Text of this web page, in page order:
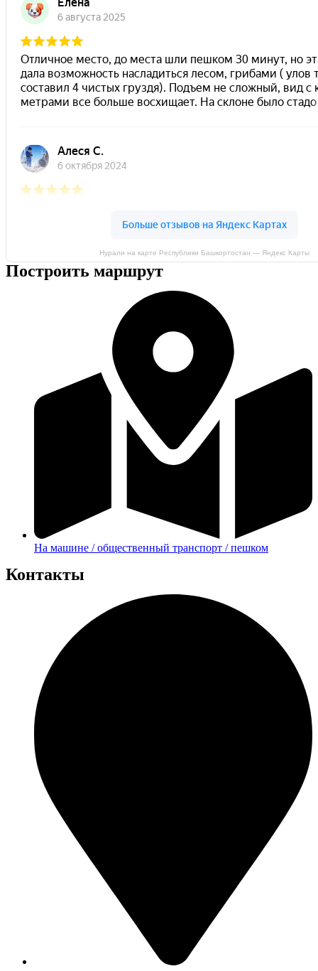
Нурали на карте Республики Башкортостан — Яндекс Карты
Построить маршрут
На машине / общественный транспорт / пешком
Контакты